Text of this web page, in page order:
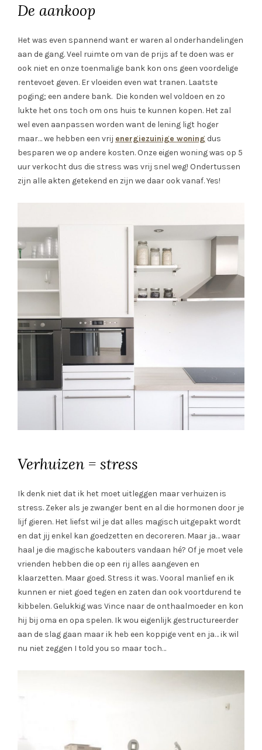
De aankoop
Het was even spannend want er waren al onderhandelingen
aan de gang. Veel ruimte om van de prijs af te doen was er
ook niet en onze toenmalige bank kon ons geen voordelige
rentevoet geven. Er vloeiden even wat tranen. Laatste
poging; een andere bank. Die konden wel voldoen en zo
lukte het ons toch om ons huis te kunnen kopen. Het zal
wel even aanpassen worden want de lening ligt hoger
maar… we hebben een vrij energiezuinige woning dus
besparen we op andere kosten. Onze eigen woning was op 5
uur verkocht dus die stress was vrij snel weg! Ondertussen
zijn alle akten getekend en zijn we daar ook vanaf. Yes!
Verhuizen = stress
Ik denk niet dat ik het moet uitleggen maar verhuizen is
stress. Zeker als je zwanger bent en al die hormonen door je
lijf gieren. Het liefst wil je dat alles magisch uitgepakt wordt
en dat jij enkel kan goedzetten en decoreren. Maar ja… waar
haal je die magische kabouters vandaan hé? Of je moet vele
vrienden hebben die op een rij alles aangeven en
klaarzetten. Maar goed. Stress it was. Vooral manlief en ik
kunnen er niet goed tegen en zaten dan ook voortdurend te
kibbelen. Gelukkig was Vince naar de onthaalmoeder en kon
hij bij oma en opa spelen. Ik wou eigenlijk gestructureerder
aan de slag gaan maar ik heb een koppige vent en ja… ik wil
nu niet zeggen I told you so maar toch…